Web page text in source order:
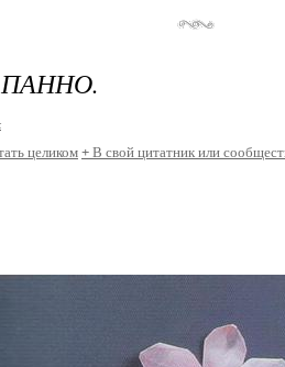
целиком+ В свой цитатник или